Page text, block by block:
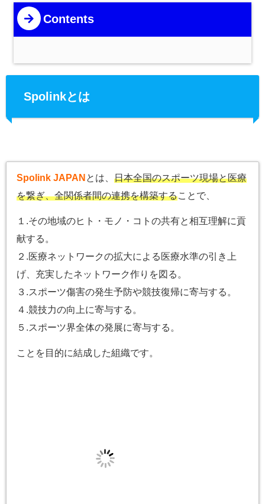
Contents
Spolinkとは
Spolink JAPAN とは、日本全国のスポーツ現場と医療
を繋ぎ、全関係者間の連携を構築することで、
１.その地域のヒト・モノ・コトの共有と相互理解に貢
献する。
２.医療ネットワークの拡大による医療水準の引き上
げ、充実したネットワーク作りを図る。
３.スポーツ傷害の発生予防や競技復帰に寄与する。
４.競技力の向上に寄与する。
５.スポーツ界全体の発展に寄与する。
ことを目的に結成した組織です。